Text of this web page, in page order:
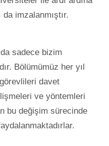
imzalanmıştır.
sadece bizim
Bölümümüz her yıl
davet
ve yöntemleri
bu değişim sürecinde